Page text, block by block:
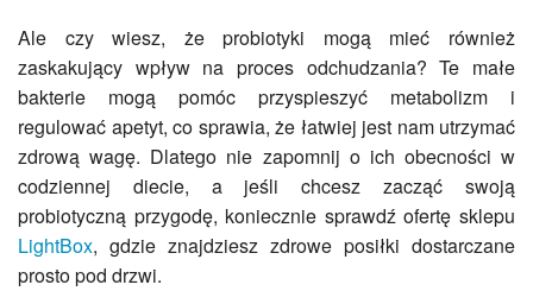
Ale czy wiesz, że probiotyki mogą mieć również
zaskakujący wpływ na proces odchudzania? Te małe
bakterie mogą pomóc przyspieszyć metabolizm i
regulować apetyt, co sprawia, że łatwiej jest nam utrzymać
zdrową wagę. Dlatego nie zapomnij o ich obecności w
codziennej diecie, a jeśli chcesz zacząć swoją
probiotyczną przygodę, koniecznie sprawdź ofertę sklepu
LightBox, gdzie znajdziesz zdrowe posiłki dostarczane
prosto pod drzwi.